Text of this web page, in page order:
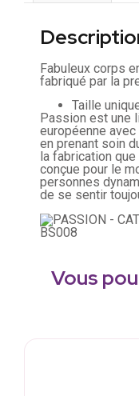
Fabuleux corps
fabriqué par la
Taille
Passion est une
européenne
en prenant soin
la fabrication
conçue pour le
personnes
de se sentir
Vous